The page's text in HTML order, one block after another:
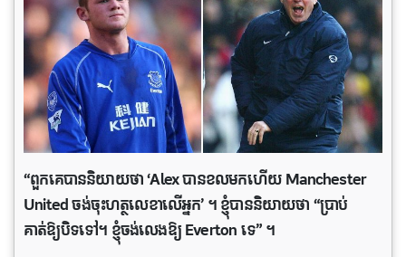
“ពួកគេបាននិយាយថា ‘Alex បាន​ខល​មក​ហើយ Manchester
United ចង់ចុះហត្ថលេខាលើអ្នក’ ។ ខ្ញុំបាននិយាយថា “ប្រាប់
គាត់ឱ្យបិទទៅ។ ខ្ញុំចង់លេងឱ្យ Everton ទេ” ។